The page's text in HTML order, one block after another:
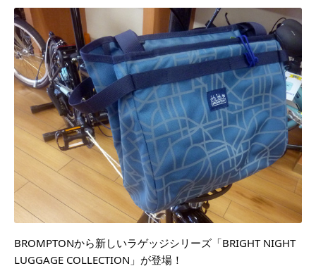
BROMPTONから新しいラゲッジシリーズ「BRIGHT NIGHT
LUGGAGE COLLECTION」が登場！